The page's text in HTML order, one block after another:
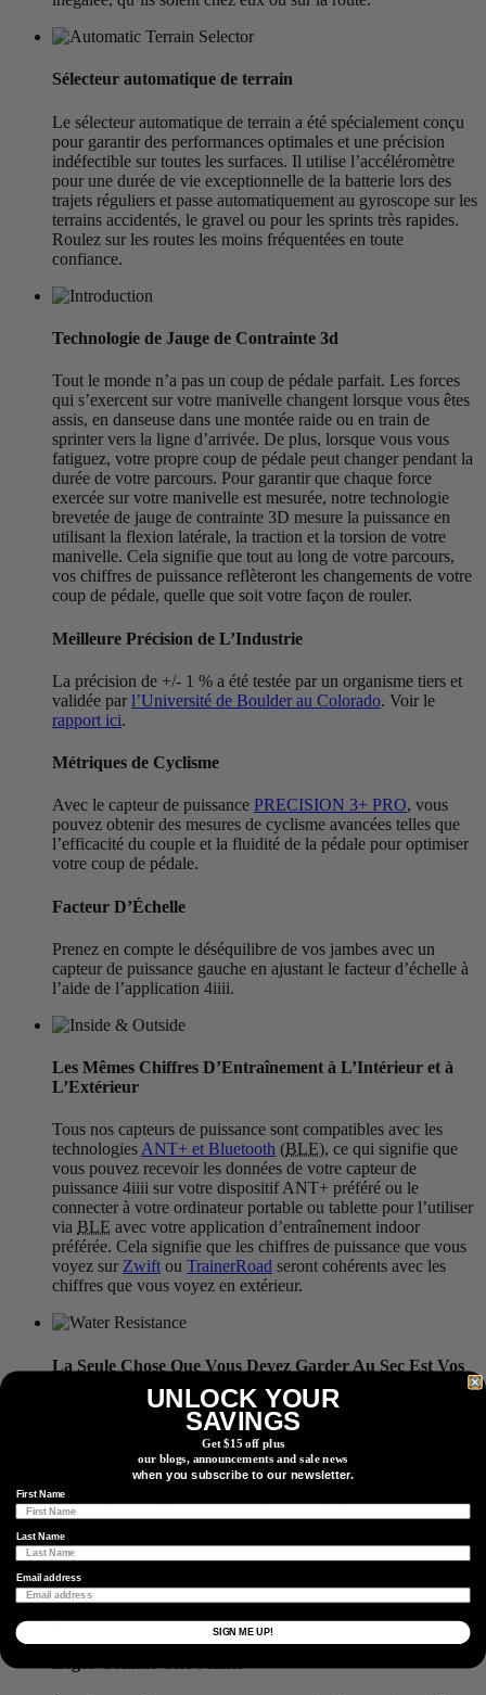
Sélecteur automatique de terrain
Le sélecteur automatique de terrain a été spécialement conçu
pour garantir des performances optimales et une précision
indéfectible sur toutes les surfaces. Il utilise l’accéléromètre
pour une durée de vie exceptionnelle de la batterie lors des
trajets réguliers et passe automatiquement au gyroscope sur les
terrains accidentés, le gravel ou pour les sprints très rapides.
Roulez sur les routes les moins fréquentées en toute
confiance.
Technologie de Jauge de Contrainte 3d
Tout le monde n’a pas un coup de pédale parfait. Les forces
qui s’exercent sur votre manivelle changent lorsque vous êtes
assis, en danseuse dans une montée raide ou en train de
sprinter vers la ligne d’arrivée. De plus, lorsque vous vous
fatiguez, votre propre coup de pédale peut changer pendant la
durée de votre parcours. Pour garantir que chaque force
exercée sur votre manivelle est mesurée, notre technologie
brevetée de jauge de contrainte 3D mesure la puissance en
utilisant la flexion latérale, la traction et la torsion de votre
manivelle. Cela signifie que tout au long de votre parcours,
vos chiffres de puissance reflèteront les changements de votre
coup de pédale, quelle que soit votre façon de rouler.
Meilleure Précision de L’Industrie
La précision de +/- 1 % a été testée par un organisme tiers et
validée par l’Université de Boulder au Colorado. Voir le
rapport ici.
Métriques de Cyclisme
Avec le capteur de puissance PRECISION 3+ PRO, vous
pouvez obtenir des mesures de cyclisme avancées telles que
l’efficacité du couple et la fluidité de la pédale pour optimiser
votre coup de pédale.
Facteur D’Échelle
Prenez en compte le déséquilibre de vos jambes avec un
capteur de puissance gauche en ajustant le facteur d’échelle à
l’aide de l’application 4iiii.
Les Mêmes Chiffres D’Entraînement à L’Intérieur et à
L’Extérieur
Tous nos capteurs de puissance sont compatibles avec les
technologies ANT+ et Bluetooth (BLE), ce qui signifie que
vous pouvez recevoir les données de votre capteur de
puissance 4iiii sur votre dispositif ANT+ préféré ou le
connecter à votre ordinateur portable ou tablette pour l’utiliser
via BLE avec votre application d’entraînement indoor
préférée. Cela signifie que les chiffres de puissance que vous
voyez sur Zwift ou TrainerRoad seront cohérents avec les
chiffres que vous voyez en extérieur.
La Seule Chose Que Vous Devez Garder Au Sec Est Vos
Basés dans les contreforts des Rocheuses canadiennes, nous
en avions assez des outils d’entraînement qui n’étaient pas
conçus pour fonctionner dans notre environnement difficile.
Nous avons pris les choses en main et conçu un produit qui
fonctionne dans nos conditions. Avec un indice d’étanchéité
IPX7, vous pouvez être sûr que votre capteur de puissance
résistera aux conditions les plus difficiles. La seule chose dont
vous devrez vous soucier de garder au sec, ce sont vos
chaussettes.
UNLOCK YOUR
SAVINGS
Get $15 off plus
our blogs, announcements and sale news
when you subscribe to our newsletter.
First Name
Last Name
Email address
SIGN ME UP!